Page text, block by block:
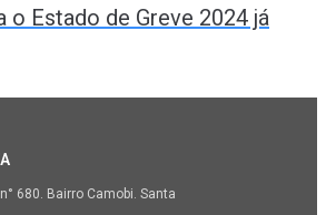
o Estado de Greve 2024 já
680. Bairro Camobi. Santa